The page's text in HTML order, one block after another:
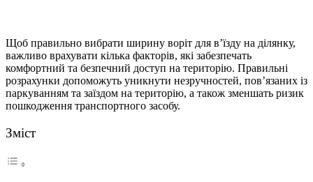
Щоб правильно вибрати ширину воріт для в’їзду на ділянку,
важливо врахувати кілька факторів, які забезпечать
комфортний та безпечний доступ на територію. Правильні
розрахунки допоможуть уникнути незручностей, пов’язаних із
паркуванням та заїздом на територію, а також зменшать ризик
пошкодження транспортного засобу.
Зміст